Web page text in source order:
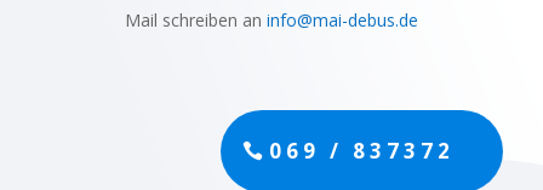
Mail schreiben an info@mai-debus.de
069 / 837372